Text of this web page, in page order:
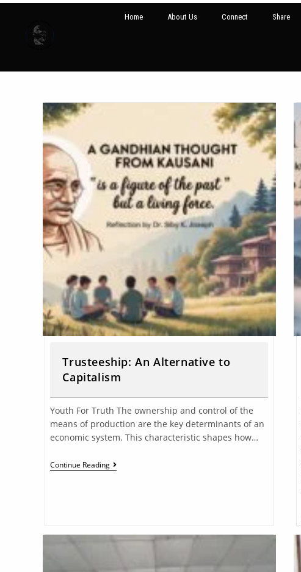
Home About Us Connect Share
Trusteeship: An Alternative to
Capitalism
Youth For Truth The ownership and control of the
means of production are the key determinants of an
economic system. This characteristic shapes how…
Continue Reading